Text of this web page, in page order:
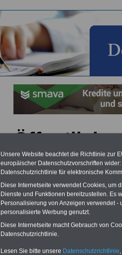
Vorteile für den
öffentlichen Dienst
Vergleichen und sparen:
Berufsunfähigkeitsabsicherung
Online-Vergleich Gesetzliche
Krankenkassen
Unsere Website beachtet die Richtlinie zur
europäischer Datenschutzvorschriften
Datenschutzrichtlinie für elektronische
Diese Internetseite verwendet Cookies, um
Dienste und Funktionen bereitzustellen. Es
Personalisierung von Anzeigen verwendet
personalisierte Werbung genutzt.
Diese Internetseite macht Gebrauch von
Datenschutzrichtlinie.
Lesen Sie bitte unsere Datenschutzrichtlinie